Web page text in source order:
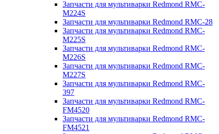
Запчасти для мультиварки Redmond RMC-
M224S
Запчасти для мультиварки Redmond RMC-28
Запчасти для мультиварки Redmond RMC-
M225S
Запчасти для мультиварки Redmond RMC-
M226S
Запчасти для мультиварки Redmond RMC-
M227S
Запчасти для мультиварки Redmond RMC-
397
Запчасти для мультиварки Redmond RMC-
FM4520
Запчасти для мультиварки Redmond RMC-
FM4521